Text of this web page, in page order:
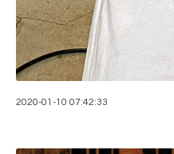
2020-01-10 07:42:33